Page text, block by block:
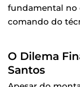
fundamental no
comando do
O Dilema
Santos